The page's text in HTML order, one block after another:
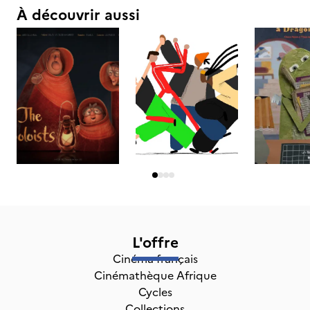
À découvrir aussi
L'offre
Cinéma français
Cinémathèque Afrique
Cycles